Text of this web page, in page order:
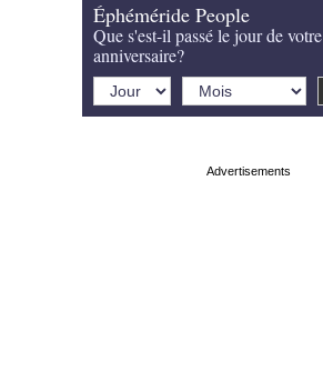
Éphéméride People
Que s'est-il passé le jour de votre
anniversaire?